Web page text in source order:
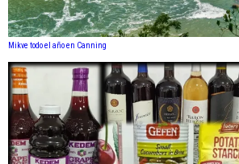
Mikve todo el año en Canning